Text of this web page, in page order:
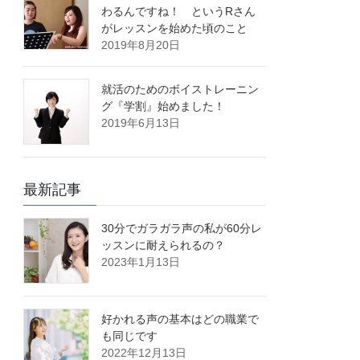
わるんですね！ というRさん
がレッスンを始めた頃のこと
2019年8月20日
就活のためのボイストレーニン
グ『学割』始めました！
2019年6月13日
最新記事
30分でガラガラ声の私が60分レ
ッスンに耐えられるの？
2023年1月13日
好かれる声の基本はどの職業で
も同じです
2022年12月13日